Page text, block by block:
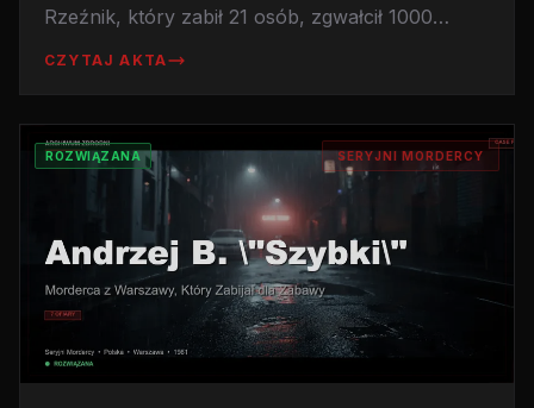
Rzeźnik, który zabił 21 osób, zgwałcił 1000
CZYTAJ AKTA
ROZWIĄZANA SERYJNI MORDERCY